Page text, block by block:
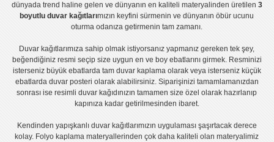
dünyada trend haline gelen ve dünyanın en kaliteli materyalinden üretilen 3
boyutlu duvar kağıtlarımızın keyfini sürmenin ve dünyanın öbür ucunu
oturma odanıza getirmenin tam zamanı.
Duvar kağıtlarımıza sahip olmak istiyorsanız yapmanız gereken tek şey,
beğendiğiniz resmi seçip size uygun en ve boy ebatlarını girmek. Resminizi
isterseniz büyük ebatlarda tam duvar kaplamaolarak veya isterseniz küçük
ebatlarda duvar posteri olarak alabilirsiniz. Siparişinizi tamamlamanızdan
sonrası iseresimli duvar kağıdınızın tamamen size özel olarak hazırlanıp
kapınıza kadar getirilmesinden ibaret.
Kendinden yapışkanlı duvar kağıtlarımızın uygulamasışaşırtacak derece
kolay. Folyo kaplama materyallerinden çok daha kaliteli olanmateryalimiz